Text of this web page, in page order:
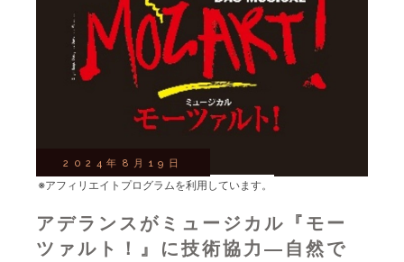
2024年8月19日
アデランスがミュージカル『モー
ツァルト！』に技術協力—自然で
※アフィリエイトプログラムを利用しています。